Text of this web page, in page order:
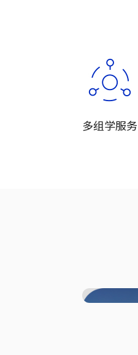
多组学服务